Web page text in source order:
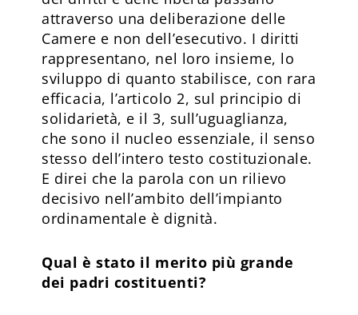
attraverso una deliberazione delle
Camere e non dell’esecutivo. I diritti
rappresentano, nel loro insieme, lo
sviluppo di quanto stabilisce, con rara
efficacia, l’articolo 2, sul principio di
solidarietà, e il 3, sull’uguaglianza,
che sono il nucleo essenziale, il senso
stesso dell’intero testo costituzionale.
E direi che la parola con un rilievo
decisivo nell’ambito dell’impianto
ordinamentale è dignità.
Qual è stato il merito più grande
dei padri costituenti?